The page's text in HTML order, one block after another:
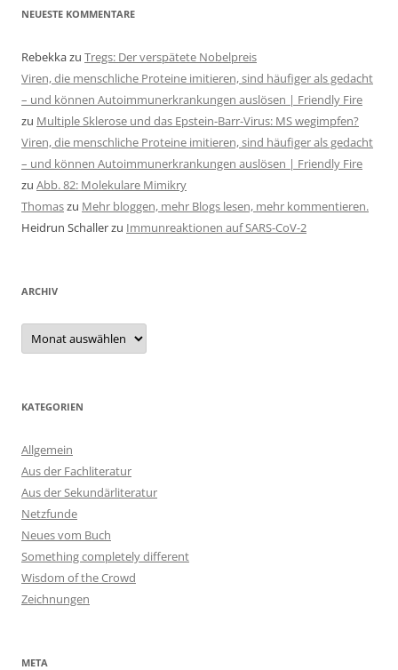
NEUESTE KOMMENTARE
Rebekkazu Tregs: Der verspätete Nobelpreis
Viren, die menschliche Proteine imitieren, sind häufiger als gedacht
– und können Autoimmunerkrankungen auslösen | Friendly Fire
zu Multiple Sklerose und das Epstein-Barr-Virus: MS wegimpfen?
Viren, die menschliche Proteine imitieren, sind häufiger als gedacht
– und können Autoimmunerkrankungen auslösen | Friendly Fire
zu Abb. 82: Molekulare Mimikry
Thomaszu Mehr bloggen, mehr Blogs lesen, mehr kommentieren.
Heidrun Schallerzu Immunreaktionen auf SARS-CoV-2
ARCHIV
Archiv
KATEGORIEN
Allgemein
Aus der Fachliteratur
Aus der Sekundärliteratur
Netzfunde
Neues vom Buch
Something completely different
Wisdom of the Crowd
Zeichnungen
META